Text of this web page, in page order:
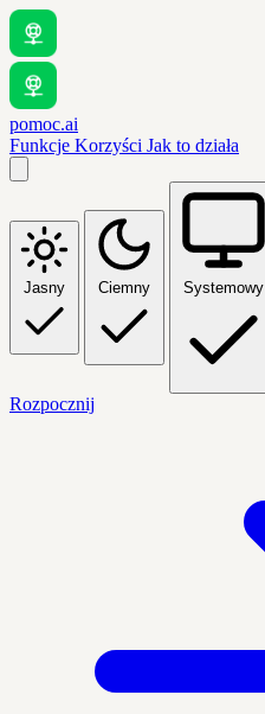
pomoc.ai
Funkcje Korzyści Jak to działa
Jasny Ciemny Systemowy
Rozpocznij